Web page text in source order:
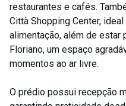
restaurantes e cafés.
Città Shopping Center,
alimentação, além de estar
Floriano, um espaço
momentos ao ar livre.
O prédio possui recepção